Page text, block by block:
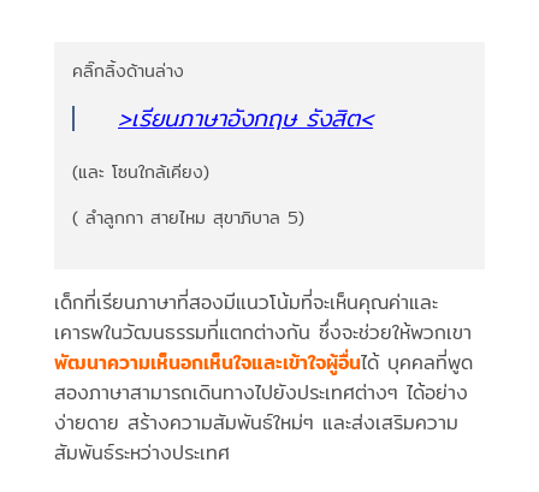
คลิ๊กลิ้งด้านล่าง
>เรียนภาษาอังกฤษ รังสิต<
(และ โซนใกล้เคียง)
( ลำลูกกา สายไหม สุขาภิบาล 5)
เด็กที่เรียนภาษาที่สองมีแนวโน้มที่จะเห็นคุณค่าและ
เคารพในวัฒนธรรมที่แตกต่างกัน ซึ่งจะช่วยให้พวกเขา
พัฒนาความเห็นอกเห็นใจและเข้าใจผู้อื่นได้ บุคคลที่พูด
สองภาษาสามารถเดินทางไปยังประเทศต่างๆ ได้อย่าง
ง่ายดาย สร้างความสัมพันธ์ใหม่ๆ และส่งเสริมความ
สัมพันธ์ระหว่างประเทศ